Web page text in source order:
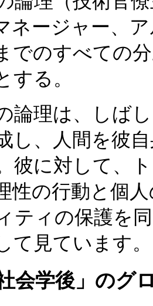
ネージャー、
でのすべての
する。
論理は、しば
し、人間を彼
彼に対して、
性の行動と個
ティの保護を
て見ています。
会学後」のグ